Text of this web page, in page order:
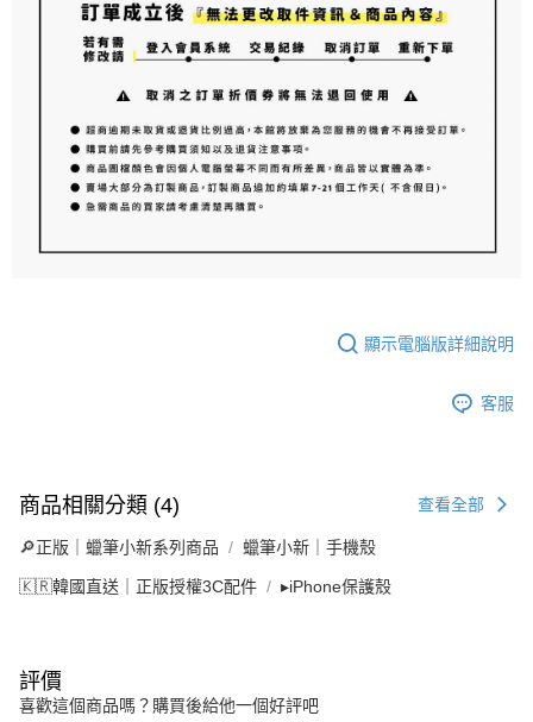
顯示電腦版詳細說明
客服
商品相關分類 (4) 查看全部
🔎正版｜蠟筆小新系列商品 蠟筆小新｜手機殼
🇰🇷韓國直送｜正版授權3C配件 ▸iPhone保護殼
評價
喜歡這個商品嗎？購買後給他一個好評吧